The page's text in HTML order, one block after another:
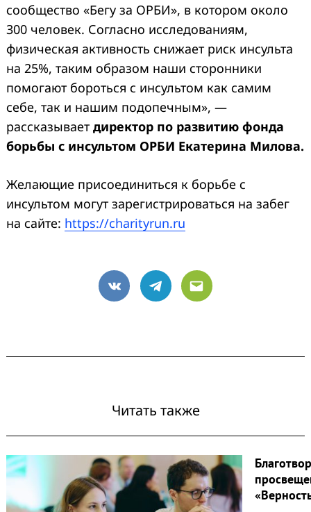
сообщество «Бегу за ОРБИ», в котором около
300 человек. Согласно исследованиям,
физическая активность снижает риск инсульта
на 25%, таким образом наши сторонники
помогают бороться с инсультом как самим
себе, так и нашим подопечным», —
рассказывает директор по развитию фонда
борьбы с инсультом ОРБИ Екатерина Милова.
Желающие присоединиться к борьбе с
инсультом могут зарегистрироваться на забег
на сайте: https://charityrun.ru
VK Telegram
Email
Читать также